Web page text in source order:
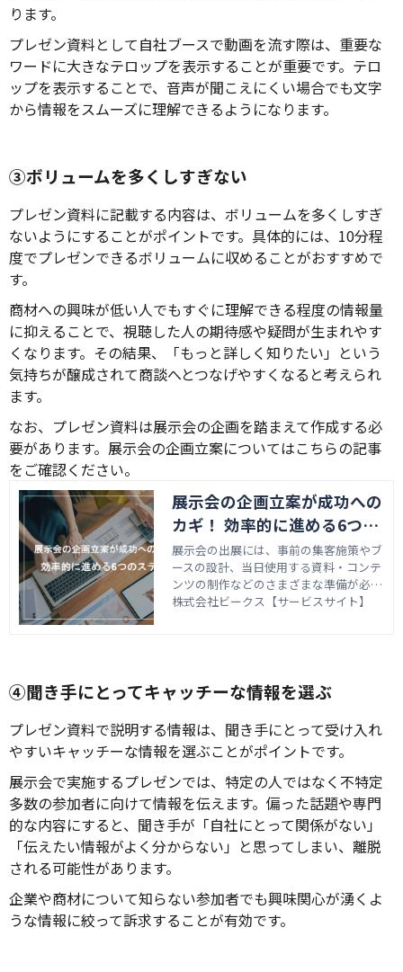
ります。
プレゼン資料として自社ブースで動画を流す際は、重要な
ワードに大きなテロップを表示することが重要です。テロ
ップを表示することで、音声が聞こえにくい場合でも文字
から情報をスムーズに理解できるようになります。
③ボリュームを多くしすぎない
プレゼン資料に記載する内容は、ボリュームを多くしすぎ
ないようにすることがポイントです。具体的には、10分程
度でプレゼンできるボリュームに収めることがおすすめで
す。
商材への興味が低い人でもすぐに理解できる程度の情報量
に抑えることで、視聴した人の期待感や疑問が生まれやす
くなります。その結果、「もっと詳しく知りたい」という
気持ちが醸成されて商談へとつなげやすくなると考えられ
ます。
なお、プレゼン資料は展示会の企画を踏まえて作成する必
要があります。展示会の企画立案についてはこちらの記事
をご確認ください。
展示会の企画立案が成功への
カギ！ 効率的に進める6つの
ステップ
展示会の出展には、事前の集客施策やブ
ースの設計、当日使用する資料・コンテ
ンツの制作などのさまざまな準備が必要
です。チームが協力して効率的に進める
効率的な進め方、押さえておきたいポイ
ントについて解説します。
株式会社ビークス【サービスサイト】
④聞き手にとってキャッチーな情報を選ぶ
プレゼン資料で説明する情報は、聞き手にとって受け入れ
やすいキャッチーな情報を選ぶことがポイントです。
展示会で実施するプレゼンでは、特定の人ではなく不特定
多数の参加者に向けて情報を伝えます。偏った話題や専門
的な内容にすると、聞き手が「自社にとって関係がない」
「伝えたい情報がよく分からない」と思ってしまい、離脱
される可能性があります。
企業や商材について知らない参加者でも興味関心が湧くよ
うな情報に絞って訴求することが有効です。